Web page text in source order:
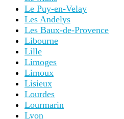
Le Puy-en-Velay
Les Andelys
Les Baux-de-Provence
Libourne
Lille
Limoges
Limoux
Lisieux
Lourdes
Lourmarin
Lyon